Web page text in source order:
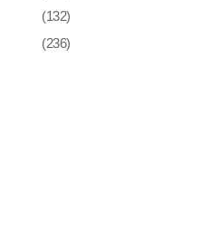
(132)
(236)